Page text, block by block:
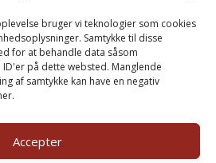
bruger vi teknologier som cookies
Samtykke til disse
for at behandle data såsom
på dette websted. Manglende
af samtykke kan have en negativ
Accepter
Kattehjem